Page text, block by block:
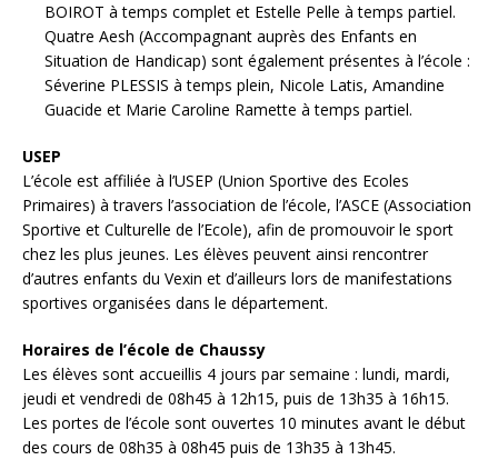
BOIROT à temps complet et Estelle Pelle à temps partiel.
Quatre Aesh (Accompagnant auprès des Enfants en
Situation de Handicap) sont également présentes à l’école :
Séverine PLESSIS à temps plein, Nicole Latis, Amandine
Guacide et Marie Caroline Ramette à temps partiel.
USEP
L’école est affiliée à l’USEP (Union Sportive des Ecoles
Primaires) à travers l’association de l’école, l’ASCE (Association
Sportive et Culturelle de l’Ecole), afin de promouvoir le sport
chez les plus jeunes. Les élèves peuvent ainsi rencontrer
d’autres enfants du Vexin et d’ailleurs lors de manifestations
sportives organisées dans le département.
Horaires de l’école de Chaussy
Les élèves sont accueillis 4 jours par semaine : lundi, mardi,
jeudi et vendredi de 08h45 à 12h15, puis de 13h35 à 16h15.
Les portes de l’école sont ouvertes 10 minutes avant le début
des cours de 08h35 à 08h45 puis de 13h35 à 13h45.